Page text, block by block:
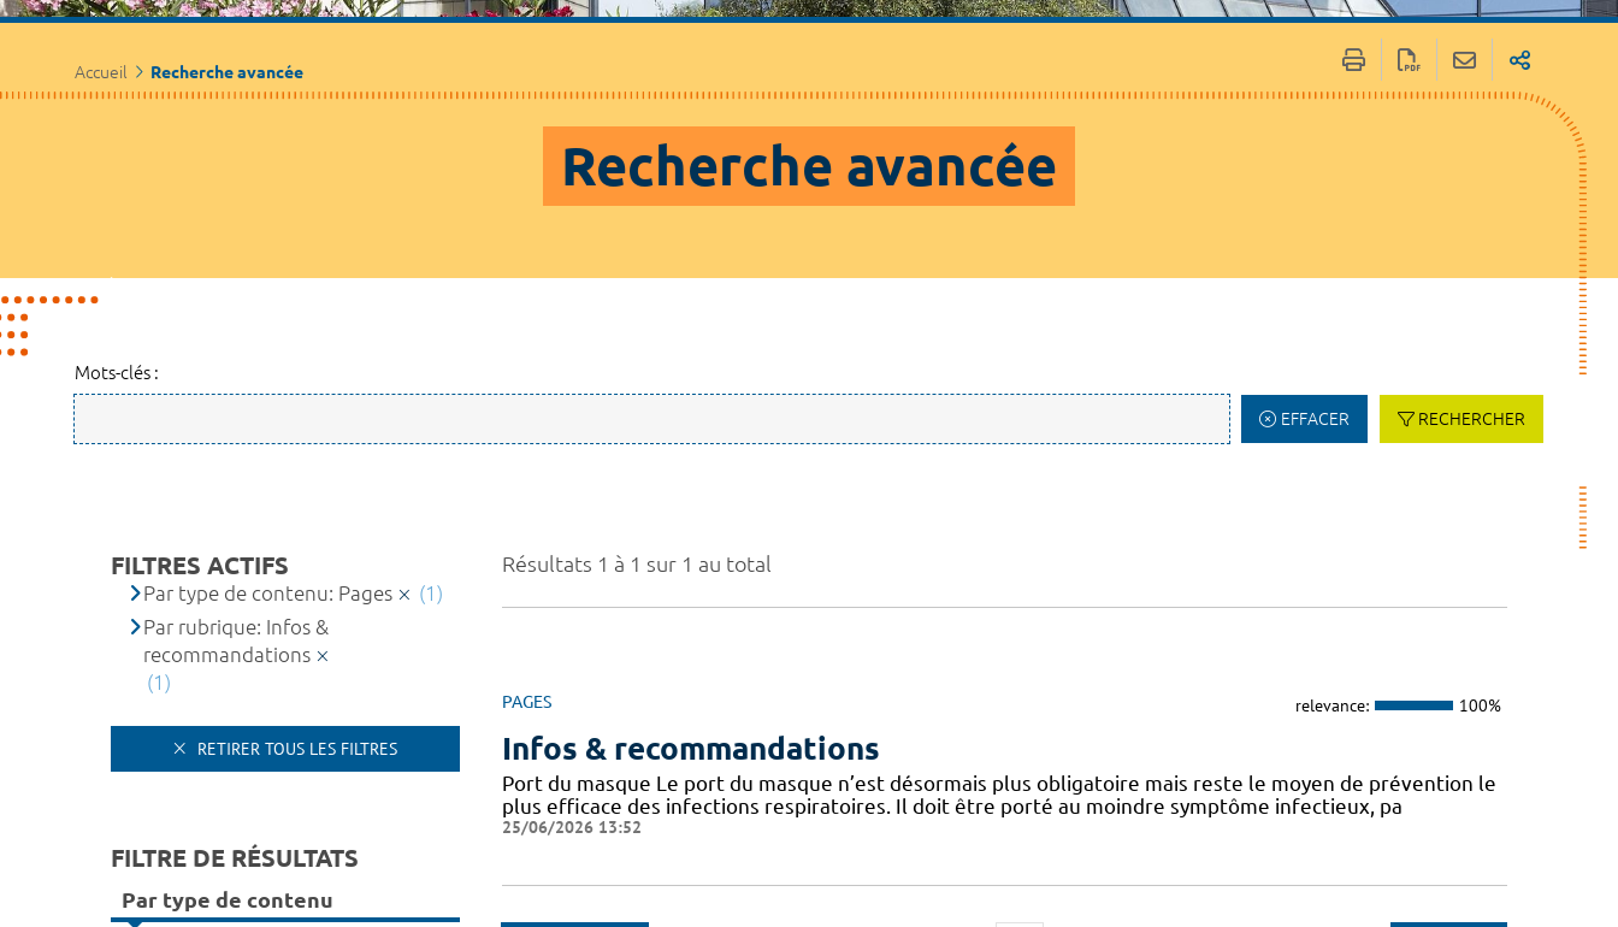
Accueil Recherche avancée
Recherche avancée
Mots-clés :
EFFACER RECHERCHER
Résultats 1 à 1 sur 1 au total
PAGES relevance: 100%
Infos & recommandations
Port du masque Le port du masque n’est désormais plus obligatoire mais reste le moyen de prévention le
plus efficace des infections respiratoires. Il doit être porté au moindre symptôme infectieux, pa
25/06/2026 13:52
FILTRES ACTIFS
Par type de contenu: Pages
(1)
Par rubrique: Infos &
recommandations
(1)
RETIRER TOUS LES FILTRES
FILTRE DE RÉSULTATS
Par type de contenu